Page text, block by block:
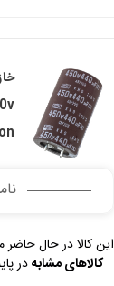
این کالا در حال
کالاهای مشابهدر